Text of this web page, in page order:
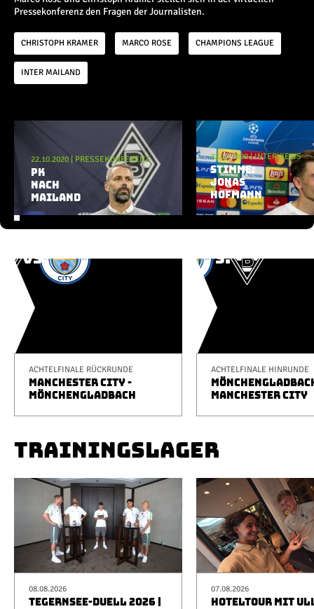
Europa League
Testspiele
Inside
Pressekonferenzen
Rund um Borussia
Trainingslager
Buntes
Historie
English
Alle Videos
Pressekonferenz den Fragen der Journalisten.
CHRISTOPH KRAMER MARCO ROSE CHAMPIONS LEAGUE
INTER MAILAND
Aktuelle Playlist
22.10.2020 PRESSEKONFERENZ
PK
NACH
MAILAND
22.10.2020|INTERVIEWS
STIMME:
JONAS
HOFMANN
ACHTELFINALE RÜCKRUNDE
MANCHESTER CITY -
MÖNCHENGLADBACH
ACHTELFINALE HINRUNDE
MANCHESTER CITY
TRAININGSLAGER
08.08.2026
TEGERNSEE-DUELL 2026 |
07.08.2026
HOTELTOUR MIT